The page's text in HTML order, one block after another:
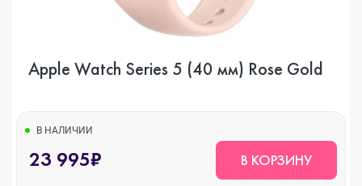
Apple Watch Series 5 (40 мм) Rose Gold
В НАЛИЧИИ
23 995₽ В КОРЗИНУ